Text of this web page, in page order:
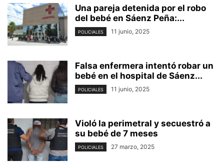
Una pareja detenida por el robo
del bebé en Sáenz Peña:...
POLICIALES 11 junio, 2025
Falsa enfermera intentó robar un
bebé en el hospital de Sáenz...
POLICIALES 11 junio, 2025
Violó la perimetral y secuestró a
su bebé de 7 meses
POLICIALES 27 marzo, 2025